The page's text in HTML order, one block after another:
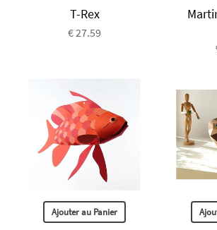
T-Rex
€ 27.59
Ajouter au Panier